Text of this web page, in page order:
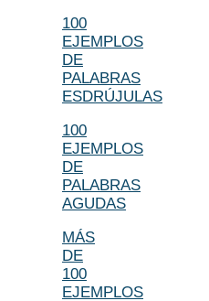
100
EJEMPLOS
DE
PALABRAS
ESDRÚJULAS
100
EJEMPLOS
DE
PALABRAS
AGUDAS
MÁS
DE
100
EJEMPLOS